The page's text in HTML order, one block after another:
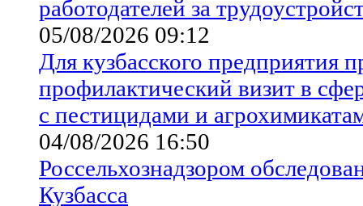
работодателей за
05/08/2026 09:12
Для кузбасского предприятия
профилактический визит в
с пестицидами и
04/08/2026 16:50
Россельхознадзором
Кузбасса